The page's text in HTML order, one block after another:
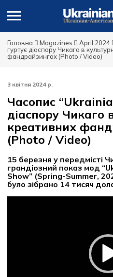
Головна Magazines April 2024
гуртує діаспору Чикаго в
фандрайзингах (Photo / Video)
3 квітня 2024 р.
Часопис
діаспору Чикаго
креативних
(Photo / Video)
15 березня у передмісті
грандіозний показ мод
Show” (Spring-Summer,
було зібрано 14 тисяч